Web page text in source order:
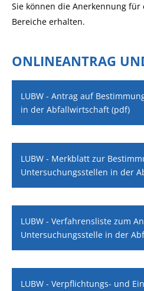
Sie können die Anerkennung
Bereiche erhalten.
ONLINEANTRAG
LUBW - Antrag auf
in der Abfallwirtschaft (pdf)
LUBW - Merkblatt zur
Untersuchungsstellen in der
LUBW - Verfahrensliste zum
Untersuchungsstelle in der
LUBW - Verpflichtungs- und